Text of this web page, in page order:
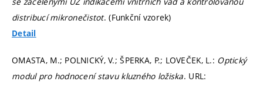
distribucí mikronečistot. (Funkční vzorek)
Detail
OMASTA, M.; POLNICKÝ, V.; ŠPERKA, P.; LOVEČEK, L.: Optický
modul pro hodnocení stavu kluzného ložiska. URL: